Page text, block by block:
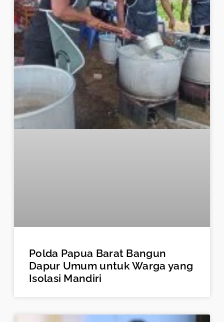
Polda Papua Barat Bangun
Dapur Umum untuk Warga yang
Isolasi Mandiri